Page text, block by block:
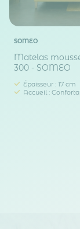
SOMEO
Matelas
300 - SOMEO
Épaisseur : 17 cm
Accueil :